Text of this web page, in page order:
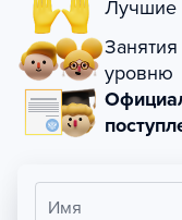
Лучшие
уровню
Имя